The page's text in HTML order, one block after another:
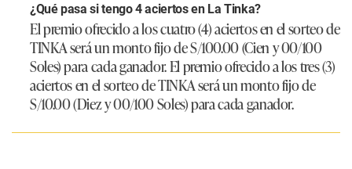
¿Qué pasa si tengo 4 aciertos en La Tinka?
El premio ofrecido a los cuatro (4) aciertos en el sorteo de
TINKA será un monto fijo de S/100.00 (Cien y 00/100
Soles) para cada ganador. El premio ofrecido a los tres (3)
aciertos en el sorteo de TINKA será un monto fijo de
S/10.00 (Diez y 00/100 Soles) para cada ganador.